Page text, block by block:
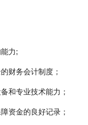
能力;
全的财务会计制度；
设备和专业技术能力；
保障资金的良好记录；